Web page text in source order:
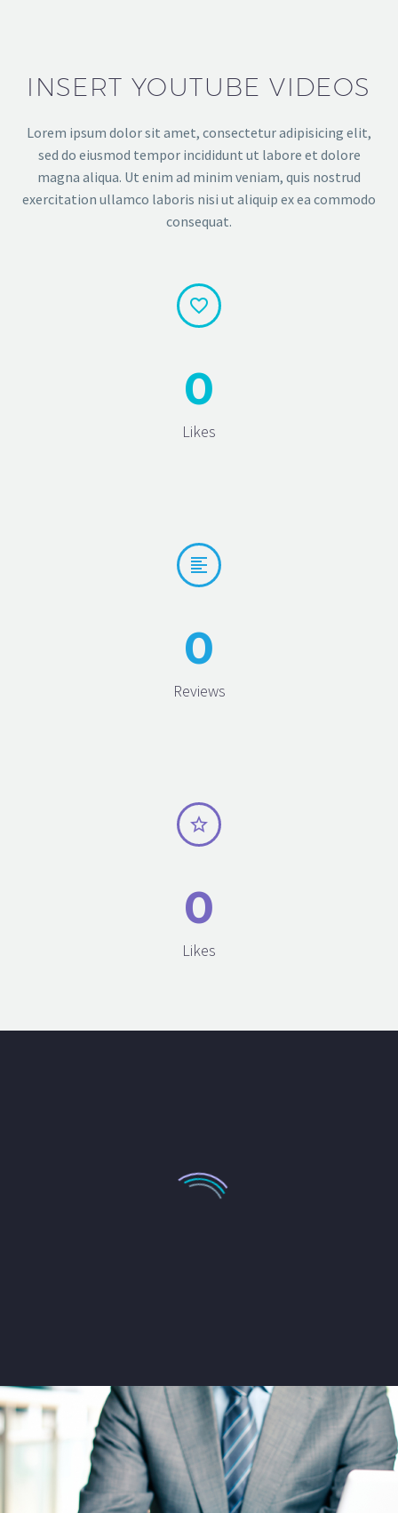
INSERT YOUTUBE VIDEOS
Lorem ipsum dolor sit amet, consectetur adipisicing elit,
sed do eiusmod tempor incididunt ut labore et dolore
magna aliqua. Ut enim ad minim veniam, quis nostrud
exercitation ullamco laboris nisi ut aliquip ex ea commodo
consequat.


0
Likes


0
Reviews


0
Likes
JENIFFER BURNS
Creative Heads Inc.